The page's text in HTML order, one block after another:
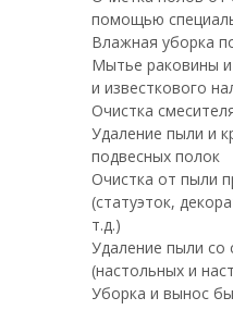
помощью
Влажная уборка
Мытье раковины
и известкового
Очистка
Удаление пыли и
подвесных полок
Очистка от пыли
(статуэток,
т.д.)
Удаление пыли со
(настольных и
Уборка и вынос